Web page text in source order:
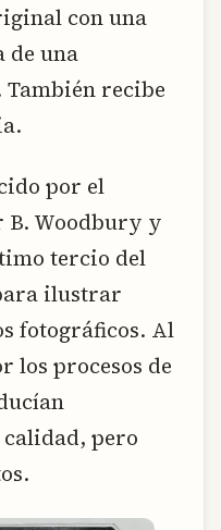
con una
de una
recibe
por el
B. Woodbury y
tercio del
ilustrar
fotográficos. Al
los procesos de
pero